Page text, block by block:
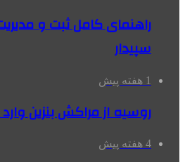
راهنمای کامل ثبت و
سپیدار
1 هفته پیش
روسیه از مراکش بنزین
4 هفته پیش